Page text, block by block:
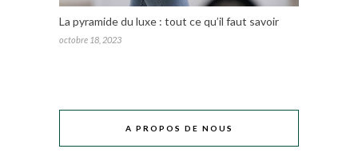
La pyramide du luxe : tout ce qu’il faut savoir
octobre 18, 2023
A PROPOS DE NOUS